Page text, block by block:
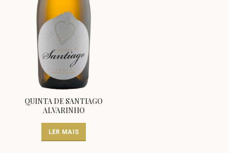
QUINTA DE SANTIAGO
ALVARINHO
LER MAIS